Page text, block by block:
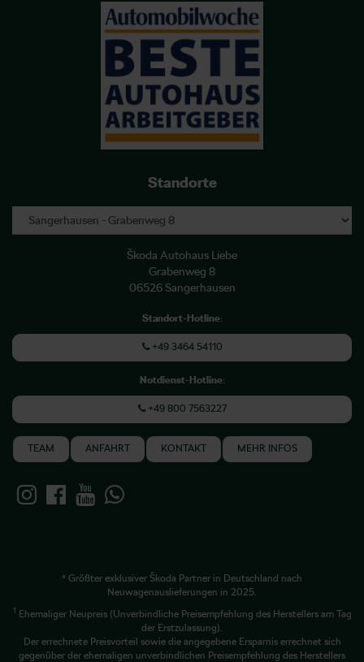
Standorte
Škoda Autohaus Liebe
Grabenweg 8
06526 Sangerhausen
Standort-Hotline:
+49 3464 54110
Notdienst-Hotline:
+49 800 7563227
TEAM ANFAHRT KONTAKT MEHR INFOS
* Größter exklusiver Škoda Partner in Deutschland nach
Neuwagenauslieferungen in 2025.
1
Ehemaliger Neupreis (Unverbindliche Preisempfehlung des Herstellers am Tag
der Erstzulassung).
Der errechnete Preisvorteil sowie die angegebene Ersparnis errechnet sich
gegenüber der ehemaligen unverbindlichen Preisempfehlung des Herstellers